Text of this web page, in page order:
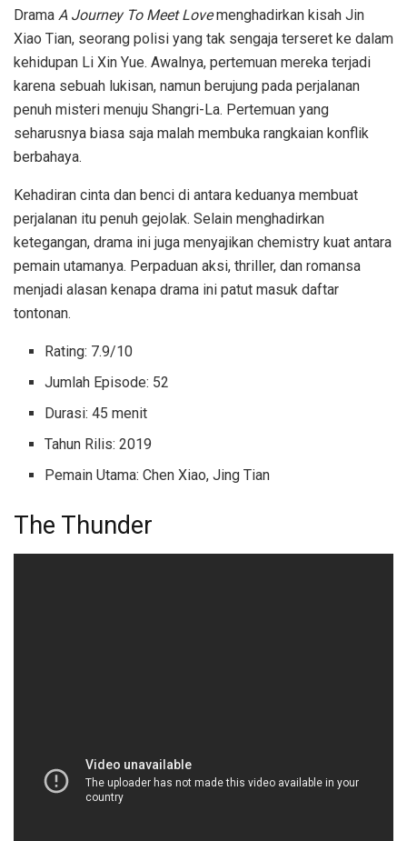
Drama A Journey To Meet Lovemenghadirkan kisah Jin
Xiao Tian, seorang polisi yang tak sengaja terseret ke dalam
kehidupan Li Xin Yue. Awalnya, pertemuan mereka terjadi
karena sebuah lukisan, namun berujung pada perjalanan
penuh misteri menuju Shangri-La. Pertemuan yang
seharusnya biasa saja malah membuka rangkaian konflik
berbahaya.
Kehadiran cinta dan benci di antara keduanya membuat
perjalanan itu penuh gejolak. Selain menghadirkan
ketegangan, drama ini juga menyajikan chemistry kuat antara
pemain utamanya. Perpaduan aksi, thriller, dan romansa
menjadi alasan kenapa drama ini patut masuk daftar
tontonan.
Rating: 7.9/10
Jumlah Episode: 52
Durasi: 45 menit
Tahun Rilis: 2019
Pemain Utama: Chen Xiao, Jing Tian
The Thunder